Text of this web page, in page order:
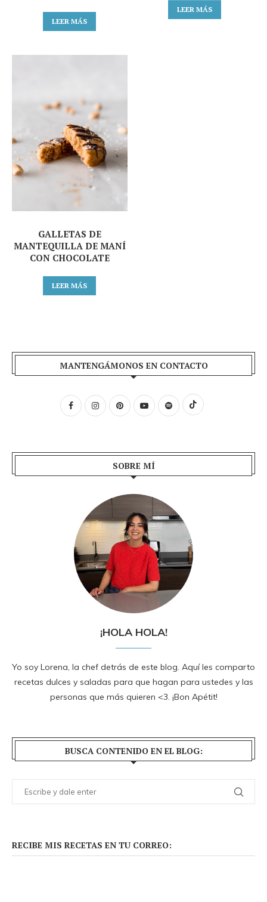
LEER MÁS
LEER MÁS
GALLETAS DE
MANTEQUILLA DE MANÍ
CON CHOCOLATE
LEER MÁS
MANTENGÁMONOS EN CONTACTO
SOBRE MÍ
¡HOLA HOLA!
Yo soy Lorena, la chef detrás de este blog. Aquí les comparto
recetas dulces y saladas para que hagan para ustedes y las
personas que más quieren <3. ¡Bon Apétit!
BUSCA CONTENIDO EN EL BLOG:
RECIBE MIS RECETAS EN TU CORREO: